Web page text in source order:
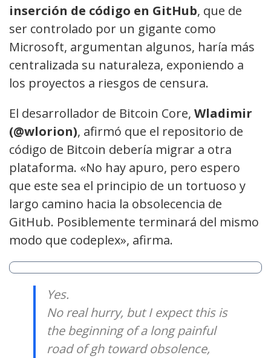
inserción de código en GitHub, que de
ser controlado por un gigante como
Microsoft, argumentan algunos, haría más
centralizada su naturaleza, exponiendo a
los proyectos a riesgos de censura.
El desarrollador de Bitcoin Core, Wladimir
(@wlorion), afirmó que el repositorio de
código de Bitcoin debería migrar a otra
plataforma. «No hay apuro, pero espero
que este sea el principio de un tortuoso y
largo camino hacia la obsolecencia de
GitHub. Posiblemente terminará del mismo
modo que codeplex», afirma.
Yes.
No real hurry, but I expect this is
the beginning of a long painful
road of gh toward obsolence,